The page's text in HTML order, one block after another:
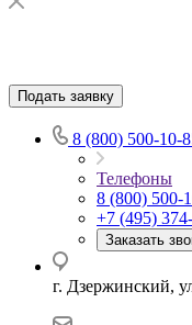
Подать заявку
8 (800) 500-10-
Телефоны
8 (800) 500-
+7 (495)
Заказать
г. Дзержинский,